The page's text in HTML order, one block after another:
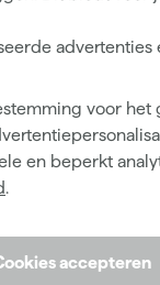
advertenties
voor het
en beperkt
.
accepteren
951.BX.0.5
0.5 L